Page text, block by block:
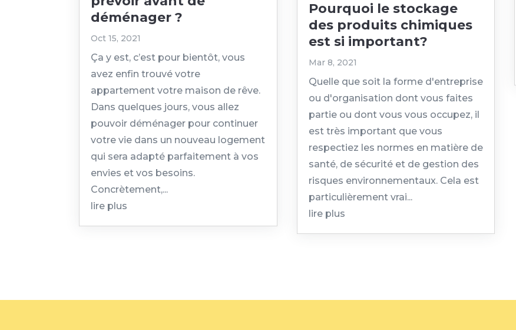
déménager ?
Oct 15, 2021
Ça y est, c’est pour bientôt, vous
avez enfin trouvé votre
appartement votre maison de rêve.
Dans quelques jours, vous allez
pouvoir déménager pour continuer
votre vie dans un nouveau logement
qui sera adapté parfaitement à vos
envies et vos besoins.
Concrètement,...
lire plus
Pourquoi le stockage
des produits chimiques
est si important?
Mar 8, 2021
Quelle que soit la forme d'entreprise
ou d'organisation dont vous faites
partie ou dont vous vous occupez, il
est très important que vous
respectiez les normes en matière de
santé, de sécurité et de gestion des
risques environnementaux. Cela est
particulièrement vrai...
lire plus